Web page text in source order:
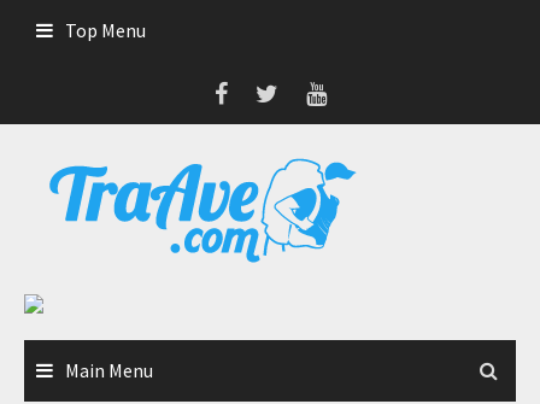
Top Menu
Main Menu